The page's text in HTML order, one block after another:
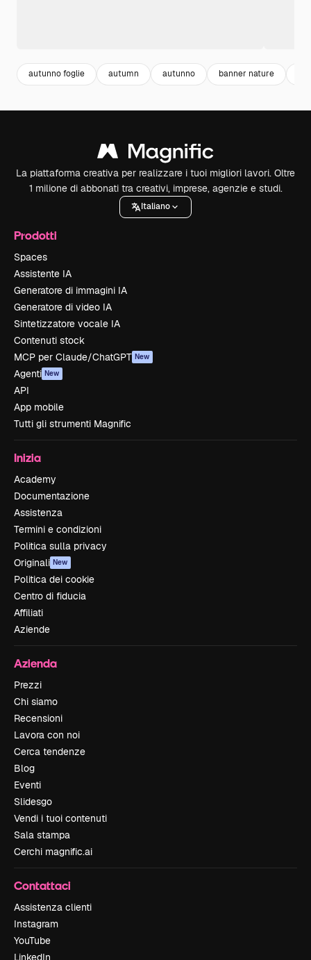
autunno foglie autumn autunno banner nature
La piattaforma creativa per realizzare i tuoi migliori lavori. Oltre
1 milione di abbonati tra creativi, imprese, agenzie e studi.
Italiano
Prodotti
Spaces
Assistente IA
Generatore di immagini IA
Generatore di video IA
Sintetizzatore vocale IA
Contenuti stock
MCP per Claude/ChatGPT New
Agenti New
API
App mobile
Tutti gli strumenti Magnific
Inizia
Academy
Documentazione
Assistenza
Termini e condizioni
Politica sulla privacy
Originali New
Politica dei cookie
Centro di fiducia
Affiliati
Aziende
Azienda
Prezzi
Chi siamo
Recensioni
Lavora con noi
Cerca tendenze
Blog
Eventi
Slidesgo
Vendi i tuoi contenuti
Sala stampa
Cerchi magnific.ai
Contattaci
Assistenza clienti
Instagram
YouTube
LinkedIn